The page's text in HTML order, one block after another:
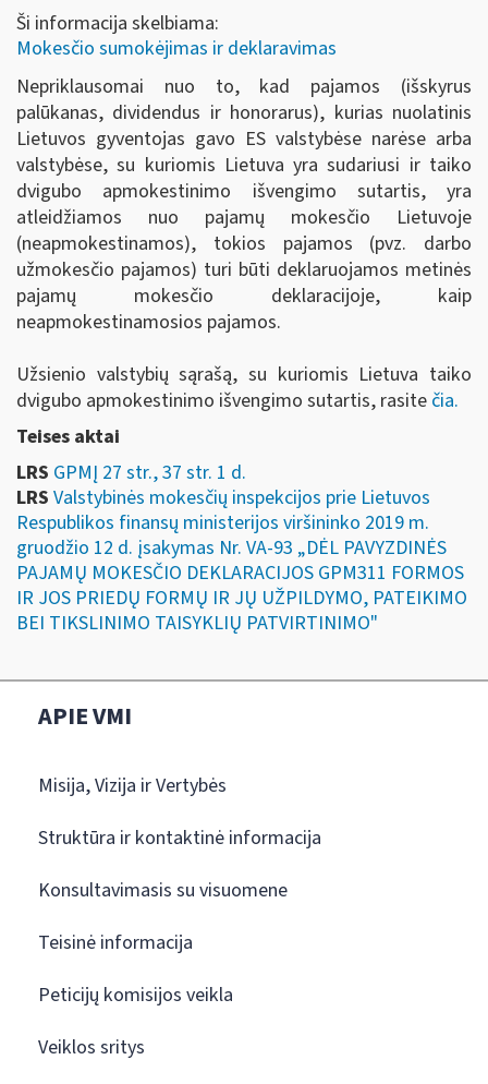
Ši informacija skelbiama:
Mokesčio sumokėjimas ir deklaravimas
Nepriklausomai nuo to, kad pajamos (išskyrus
palūkanas, dividendus ir honorarus), kurias nuolatinis
Lietuvos gyventojas gavo ES valstybėse narėse arba
valstybėse, su kuriomis Lietuva yra sudariusi ir taiko
dvigubo apmokestinimo išvengimo sutartis, yra
atleidžiamos nuo pajamų mokesčio Lietuvoje
(neapmokestinamos), tokios pajamos (pvz. darbo
užmokesčio pajamos) turi būti deklaruojamos metinės
pajamų mokesčio deklaracijoje, kaip
neapmokestinamosios pajamos.
Užsienio valstybių sąrašą, su kuriomis Lietuva taiko
dvigubo apmokestinimo išvengimo sutartis, rasite čia.
Teises aktai
LRS GPMĮ 27 str., 37 str. 1 d.
LRS Valstybinės mokesčių inspekcijos prie Lietuvos
Respublikos finansų ministerijos viršininko 2019 m.
gruodžio 12 d. įsakymas Nr. VA-93 „DĖL PAVYZDINĖS
PAJAMŲ MOKESČIO DEKLARACIJOS GPM311 FORMOS
IR JOS PRIEDŲ FORMŲ IR JŲ UŽPILDYMO, PATEIKIMO
BEI TIKSLINIMO TAISYKLIŲ PATVIRTINIMO"
APIE VMI
Misija, Vizija ir Vertybės
Struktūra ir kontaktinė informacija
Konsultavimasis su visuomene
Teisinė informacija
Peticijų komisijos veikla
Veiklos sritys